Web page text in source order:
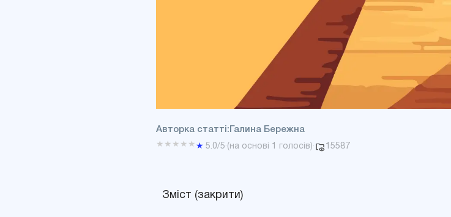
Авторка статті: Галина Бережна
★ ★ ★ ★ ★ ★ 5.0/5·(на основі 1 голосів)· 15587
Зміст (закрити)